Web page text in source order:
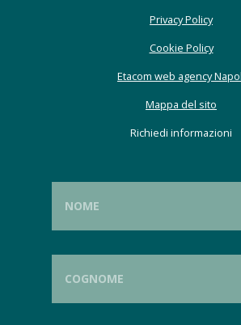
Privacy Policy
Cookie Policy
Etacom web agency
Mappa del sito
Richiedi informazioni